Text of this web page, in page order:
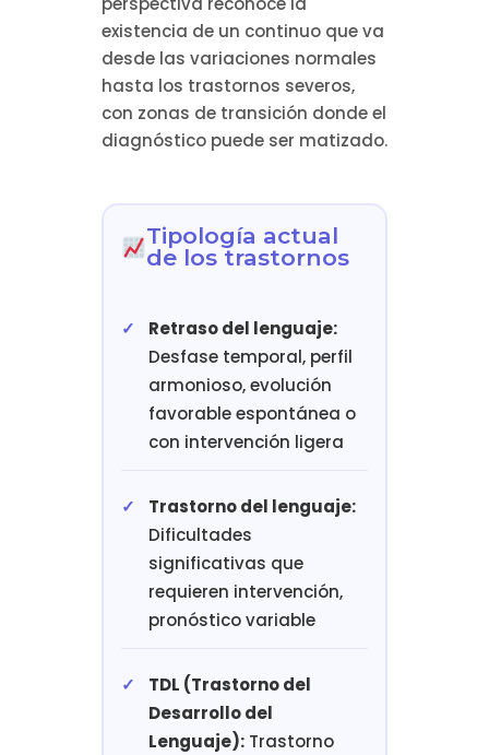
existencia de un continuo que va
desde las variaciones normales
hasta los trastornos severos,
con zonas de transición donde el
diagnóstico puede ser matizado.
Tipología actual
de los trastornos
Retraso del lenguaje:
Desfase temporal, perfil
armonioso, evolución
favorable espontánea o
con intervención ligera
Trastorno del lenguaje:
Dificultades
significativas que
requieren intervención,
pronóstico variable
TDL (Trastorno del
Desarrollo del
Lenguaje):Trastorno